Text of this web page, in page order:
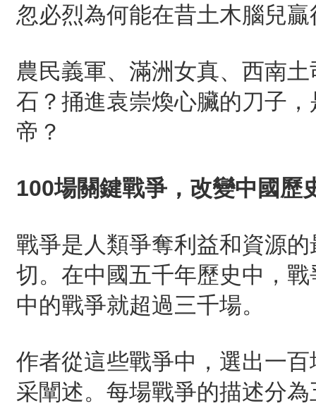
忽必烈為何能在昔土木腦兒
農民義軍、滿洲女真、西南
石？捅進袁崇煥心臟的刀子
帝？
100場關鍵戰爭，改變中國歷
戰爭是人類爭奪利益和資源
切。在中國五千年歷史中，
中的戰爭就超過三千場。
作者從這些戰爭中，選出一
采闡述。每場戰爭的描述分